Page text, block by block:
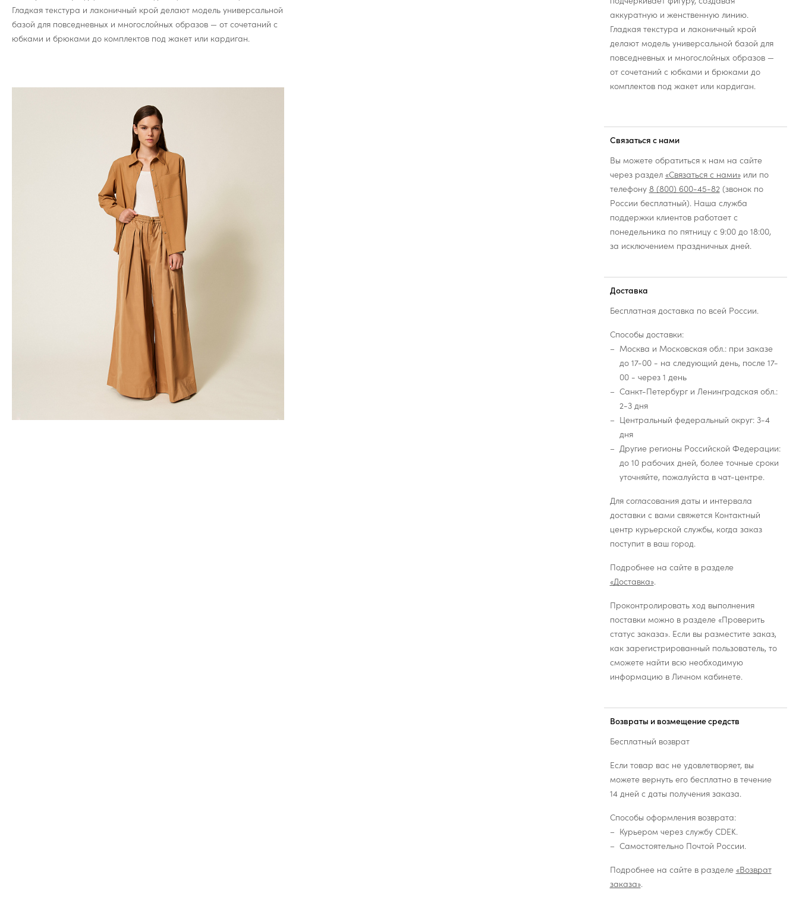
Гладкая текстура и лаконичный крой делают модель универсальной
базой для повседневных и многослойных образов — от сочетаний с
юбками и брюками до комплектов под жакет или кардиган.
аккуратную и женственную линию.
Гладкая текстура и лаконичный крой
делают модель универсальной базой для
повседневных и многослойных образов —
от сочетаний с юбками и брюками до
комплектов под жакет или кардиган.
Связаться с нами
Вы можете обратиться к нам на сайте
через раздел «Связаться с нами»или по
телефону 8 (800) 600-45-82(звонок по
России бесплатный). Наша служба
поддержки клиентов работает с
понедельника по пятницу с 9:00 до 18:00,
за исключением праздничных дней.
Доставка
Бесплатная доставка по всей России.
Способы доставки:
Москва и Московская обл.: при заказе
до 17-00 - на следующий день, после 17-
00 - через 1 день
Санкт-Петербург и Ленинградская обл.:
2-3 дня
Центральный федеральный округ: 3-4
дня
Другие регионы Российской Федерации:
до 10 рабочих дней, более точные сроки
уточняйте, пожалуйста в чат-центре.
Для согласования даты и интервала
доставки с вами свяжется Контактный
центр курьерской службы, когда заказ
поступит в ваш город.
Подробнее на сайте в разделе
«Доставка».
Проконтролировать ход выполнения
поставки можно в разделе «Проверить
статус заказа». Если вы разместите заказ,
как зарегистрированный пользователь, то
сможете найти всю необходимую
информацию в Личном кабинете.
Возвраты и возмещение средств
Бесплатный возврат
Если товар вас не удовлетворяет, вы
можете вернуть его бесплатно в течение
14 дней с даты получения заказа.
Способы оформления возврата:
Курьером через службу CDEK.
Самостоятельно Почтой России.
Подробнее на сайте в разделе «Возврат
заказа».